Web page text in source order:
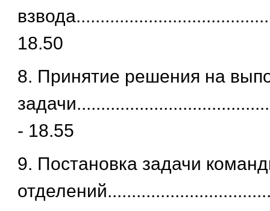
18.50
8. Принятие решения на
- 18.55
9. Постановка задачи